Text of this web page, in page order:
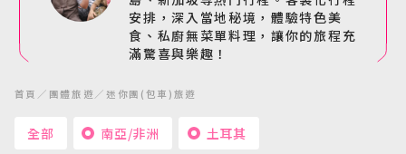
安排，深入當地秘境，體驗特色美
食、私廚無菜單料理，讓你的旅程充
滿驚喜與樂趣！
首頁 團體旅遊 迷你團(包車)旅遊
全部 南亞/非洲 土耳其